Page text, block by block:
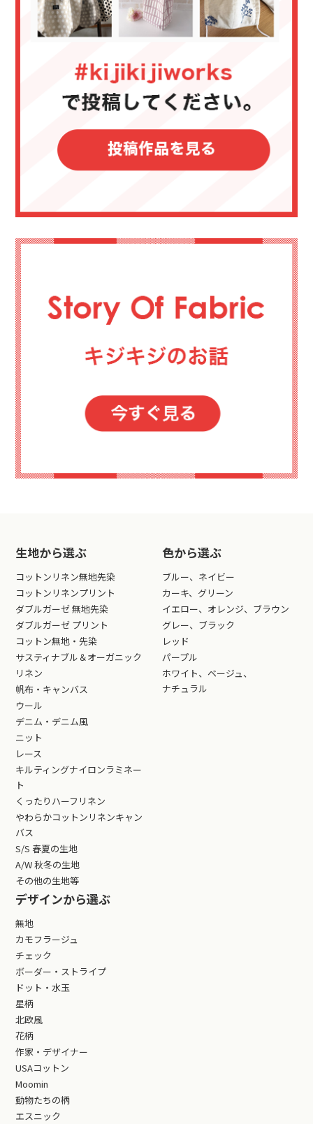
生地から選ぶ
コットンリネン無地先染
コットンリネンプリント
ダブルガーゼ 無地先染
ダブルガーゼ プリント
コットン無地・先染
サスティナブル＆オーガニック
リネン
帆布・キャンバス
ウール
デニム・デニム風
ニット
レース
キルティングナイロンラミネー
ト
くったりハーフリネン
やわらかコットンリネンキャン
バス
S/S 春夏の生地
A/W 秋冬の生地
その他の生地等
色から選ぶ
ブルー、ネイビー
カーキ、グリーン
イエロー、オレンジ、ブラウン
グレー、ブラック
レッド
パープル
ホワイト、ベージュ、
ナチュラル
デザインから選ぶ
無地
カモフラージュ
チェック
ボーダー・ストライプ
ドット・水玉
星柄
北欧風
花柄
作家・デザイナー
USAコットン
Moomin
動物たちの柄
エスニック